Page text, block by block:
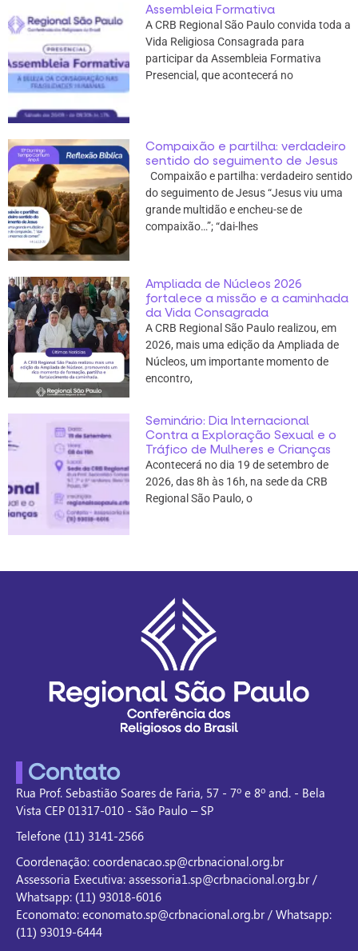
Assembleia Formativa
A CRB Regional São Paulo convida toda a
Vida Religiosa Consagrada para
participar da Assembleia Formativa
Presencial, que acontecerá no
Compaixão e partilha: verdadeiro
sentido do seguimento de Jesus
Compaixão e partilha: verdadeiro sentido
do seguimento de Jesus “Jesus viu uma
grande multidão e encheu-se de
compaixão…”; “dai-lhes
Ampliada de Núcleos 2026
fortalece a missão e a caminhada
da Vida Consagrada
A CRB Regional São Paulo realizou, em
2026, mais uma edição da Ampliada de
Núcleos, um importante momento de
encontro,
Seminário: Dia Internacional
Contra a Exploração Sexual e o
Tráfico de Mulheres e Crianças
Acontecerá no dia 19 de setembro de
2026, das 8h às 16h, na sede da CRB
Regional São Paulo, o
Contato
Rua Prof. Sebastião Soares de Faria, 57 - 7º e 8º and. - Bela
Vista CEP 01317-010 - São Paulo – SP
Telefone (11) 3141-2566
Coordenação: coordenacao.sp@crbnacional.org.br
Assessoria Executiva: assessoria1.sp@crbnacional.org.br /
Whatsapp: (11) 93018-6016
Economato: economato.sp@crbnacional.org.br / Whatsapp:
(11) 93019-6444